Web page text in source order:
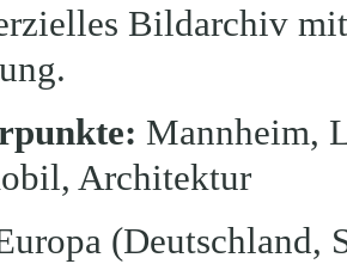
Bildarchiv
Mannheim,
Architektur
(Deutschland,